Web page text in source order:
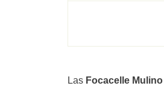
Las Focacelle